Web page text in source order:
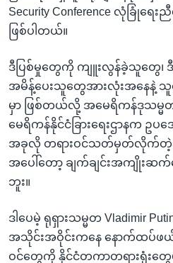
Security Conference လုံခြုံရေ
ဖြစ်ပါတယ်။
ဒီပြစ်မှုတွေကို ကျူးလွန်ခဲ့သူတွေ၊
အမိန့်ပေးသူတွေအားလုံးအနေနဲ့
မှာ ဖြစ်တယ်လို့ အမေရိကန်ဒုသမ္မ
မေရိကန်နိုင်ငံခြားရေးဌာနက ဥပ
အခုလို တရားဝင်သတ်မှတ်လိုက်တဲ့အ
အပေါ်တော့ ချက်ချင်းအကျိုးဆ
ဘူး။
ဒါပေမဲ့ ရုရှားသမ္မတ Vladimir
အသိုင်းအဝိုင်းကနေ နောက်ထပ်ဖ
ဝင်တွေကို နိုင်ငံတကာတရားရုံးတွ